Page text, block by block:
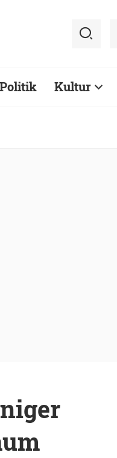
Politik Kultur